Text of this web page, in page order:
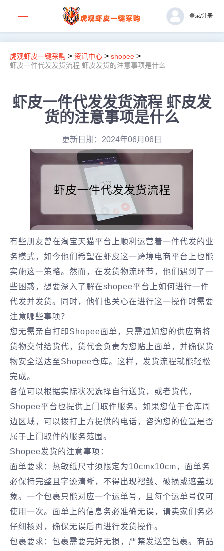
登录/注册
虎观虾皮一键采购 > 资讯中心 > shopee >
虾皮一件代发发货流程 虾皮发货的注意事项是什么
虾皮一件代发发货流程 虾皮发
货的注意事项是什么
更新日期：2024年06月06日
有些朋友曾在淘宝天猫平台上顺利运营着一件代发的业
务模式，如今他们希望在虾皮这一跨境电商平台上也能
实施这一策略。然而，在发货物流环节，他们遇到了一
些困惑，想要深入了解在shopee平台上如何进行一件
代发并发货。同时，他们也关心在进行这一操作时需要
注意哪些事项？
您无需亲自打印Shopee面单，只需通知您的供应商将
货物交付给货代，货代会负责为您贴上面单，并确保货
物安全送达至Shopee仓库。这样，发货流程就能轻松
完成。
各位可以根据实际状况选择自行送货，或者货代，
Shopee平台也提供上门取件服务。如果您位于仓库周
边区域，可以拨打上方提供的电话，咨询您的位置是否
属于上门取件的服务范围。
Shopee发货的注意事项：
面单要求：热敏纸尺寸须限定为10cmx10cm，面单务
必保持完整且字迹清晰，不得出现褶皱、破损或遮盖现
象。一个包裹只能对应一个运单号，且每个运单号仅可
使用一次。面单上的信息务必准确无误，请卖家们务必
仔细核对，确保无误后再进行发货操作。
包裹要求：包裹需要完好无损，严禁发送空包裹。商品